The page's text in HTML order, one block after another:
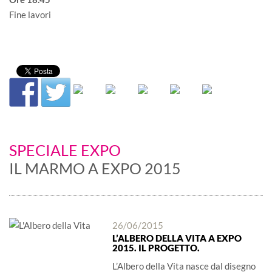
Fine lavori
SPECIALE EXPO
IL MARMO A EXPO 2015
26/06/2015
L’ALBERO DELLA VITA A EXPO
2015. IL PROGETTO.
L’Albero della Vita nasce dal disegno